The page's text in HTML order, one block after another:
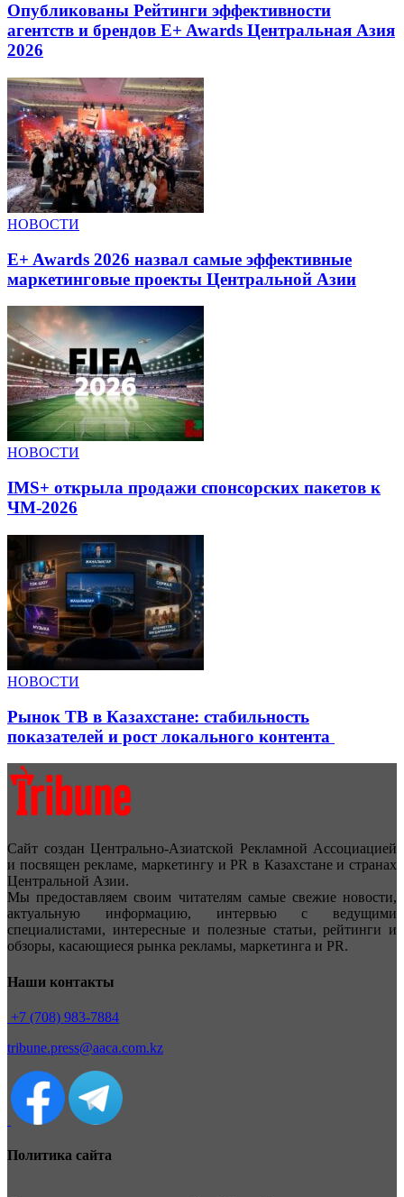
Опубликованы Рейтинги эффективности
агентств и брендов E+ Awards Центральная Азия
2026
НОВОСТИ
E+ Awards 2026 назвал самые эффективные
маркетинговые проекты Центральной Азии
НОВОСТИ
IMS+ открыла продажи спонсорских пакетов к
ЧМ-2026
НОВОСТИ
Рынок ТВ в Казахстане: стабильность
показателей и рост локального контента
Сайт создан Центрально-Азиатской Рекламной Ассоциацией
и посвящен рекламе, маркетингу и PR в Казахстане и странах
Центральной Азии.
Мы предоставляем своим читателям самые свежие новости,
актуальную информацию, интервью с ведущими
специалистами, интересные и полезные статьи, рейтинги и
обзоры, касающиеся рынка рекламы, маркетинга и PR.
Наши контакты
+7 (708) 983-7884
tribune.press@aaca.com.kz
Политика сайта